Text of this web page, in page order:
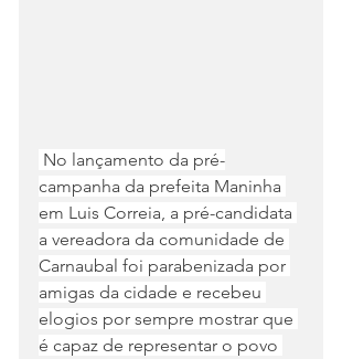
campanha da prefeita Maninha
em Luis Correia, a pré-candidata
a vereadora da comunidade de
Carnaubal foi parabenizada por
amigas da cidade e recebeu
elogios por sempre mostrar que
é capaz de representar o povo